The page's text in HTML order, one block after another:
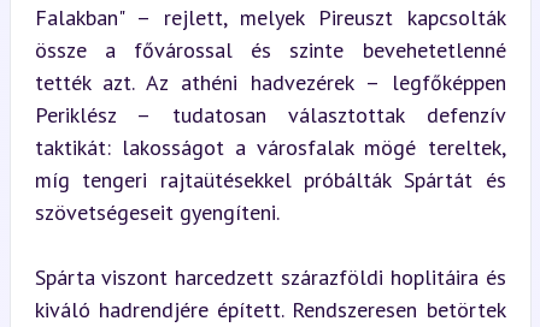
Falakban" – rejlett, melyek Pireuszt kapcsolták
össze a fővárossal és szinte bevehetetlenné
tették azt. Az athéni hadvezérek – legfőképpen
Periklész – tudatosan választottak defenzív
taktikát: lakosságot a városfalak mögé tereltek,
míg tengeri rajtaütésekkel próbálták Spártát és
szövetségeseit gyengíteni.
Spárta viszont harcedzett szárazföldi hoplitáira és
kiváló hadrendjére épített. Rendszeresen betörtek